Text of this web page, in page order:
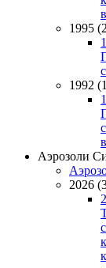
1995
1992
Аэрозоли
2026